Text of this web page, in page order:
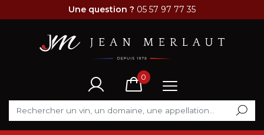
Une question ? 05 57 97 77 35
0